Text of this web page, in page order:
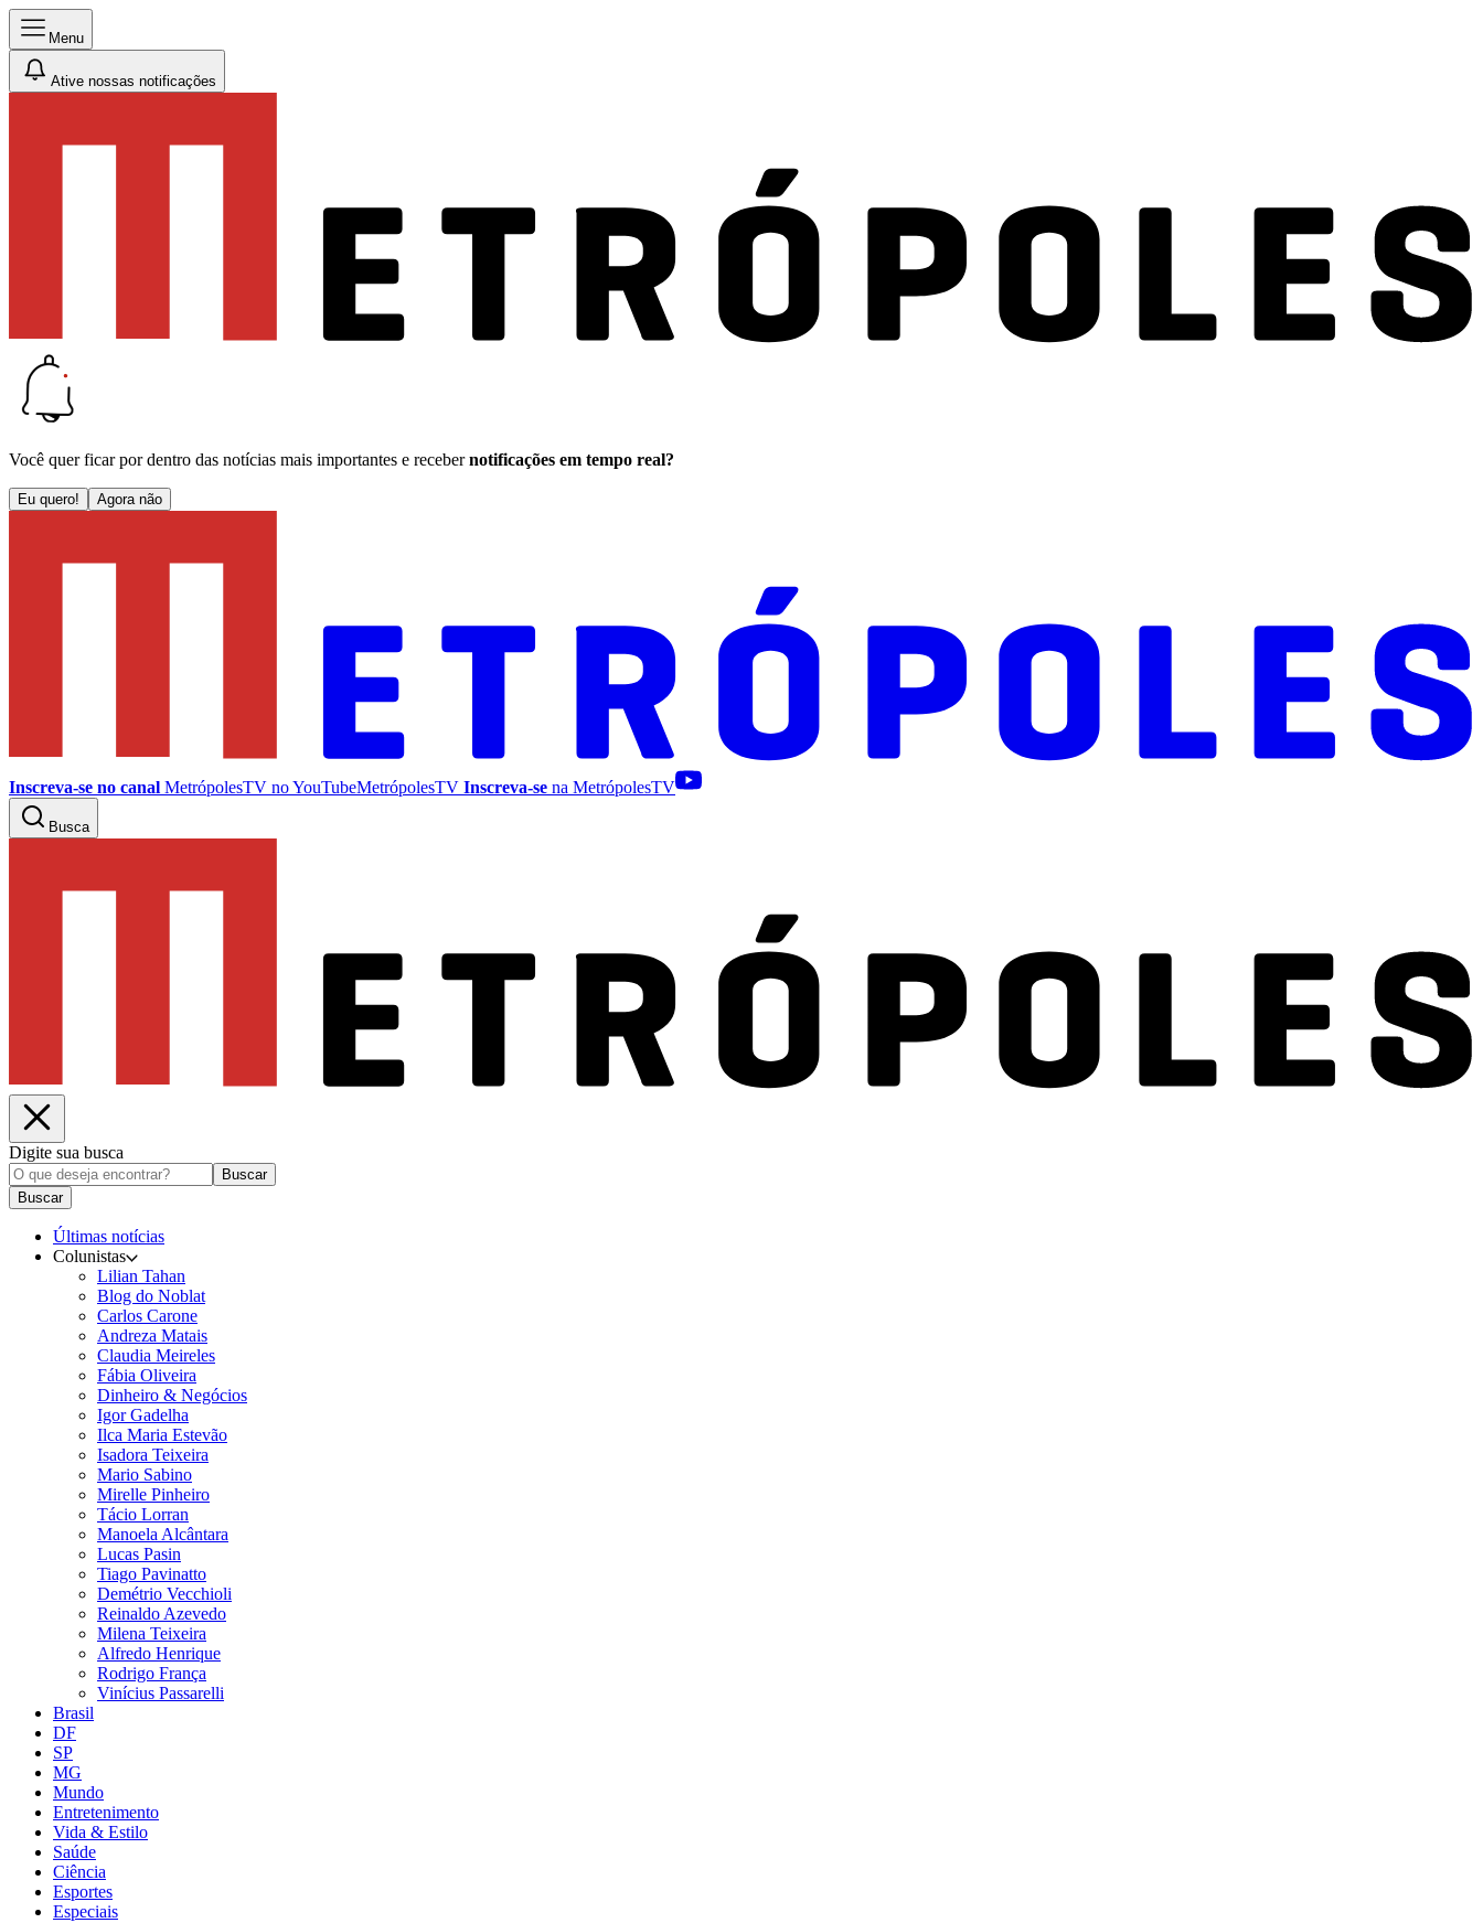
Menu
Ative nossas notificações
Você quer ficar por dentro das notícias mais importantes e receber notificações em tempo real?
Eu quero! Agora não
Inscreva-se no canal MetrópolesTV noYouTubeMetrópolesTV Inscreva-se na MetrópolesTV
Busca
Digite sua busca
Buscar
Buscar
Últimas notícias
Colunistas
Lilian Tahan
Blog do Noblat
Carlos Carone
Andreza Matais
Claudia Meireles
Fábia Oliveira
Dinheiro & Negócios
Igor Gadelha
Ilca Maria Estevão
Isadora Teixeira
Mario Sabino
Mirelle Pinheiro
Tácio Lorran
Manoela Alcântara
Lucas Pasin
Tiago Pavinatto
Demétrio Vecchioli
Reinaldo Azevedo
Milena Teixeira
Alfredo Henrique
Rodrigo França
Vinícius Passarelli
Brasil
DF
SP
MG
Mundo
Entretenimento
Vida & Estilo
Saúde
Ciência
Esportes
Especiais